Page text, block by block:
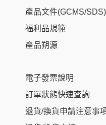
產品文件(GCMS/SDS)
福利品規範
產品朔源
電子發票說明
訂單狀態快速查詢
退貨/換貨申請注意事